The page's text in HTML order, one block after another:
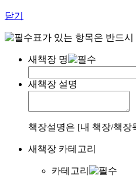
닫기
표가 있는 항목은 반드
새책장 명
새책장 설명
책장설명은 [내 책장/책장
새책장 카테고리
카테고리